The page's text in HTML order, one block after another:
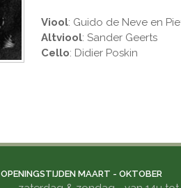
Viool: Guido de Neve en
Altviool: Sander Geerts
Cello: Didier Poskin
OPENINGSTIJDEN MAART - OKTOBER